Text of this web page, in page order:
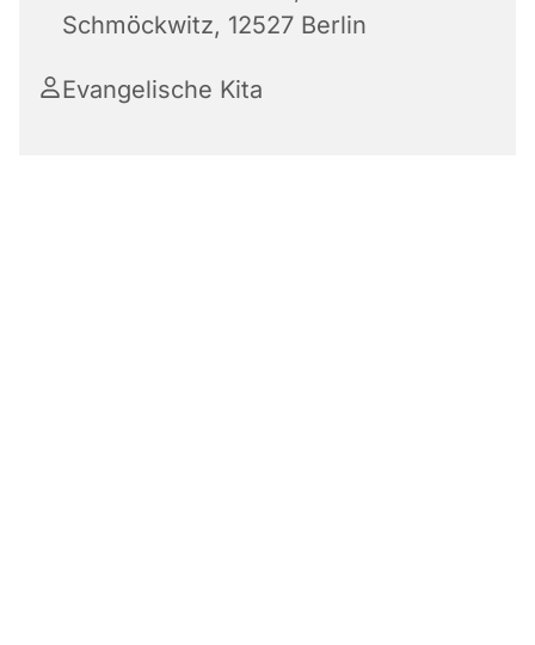
Schmöckwitz, 12527 Berlin
Evangelische Kita